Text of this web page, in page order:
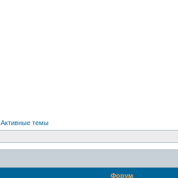
Активные темы
Форум